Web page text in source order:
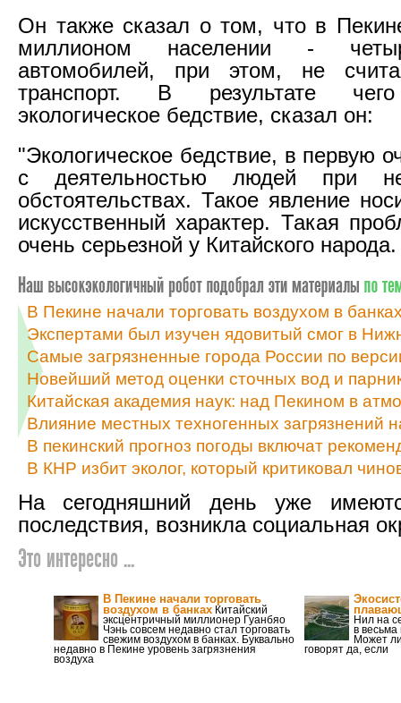
Он также сказал о том, что в
миллионом населении -
автомобилей, при этом, не
транспорт. В результате чего
экологическое бедствие, сказал он:
"Экологическое бедствие, в первую
с деятельностью людей при
обстоятельствах. Такое явление
искусственный характер. Такая
очень серьезной у Китайского народа.
В Пекине начали торговать воздухом в
Экспертами был изучен ядовитый смог в
Самые загрязненные города России по
Новейший метод оценки сточных вод и
Китайская академия наук: над Пекином в
Влияние местных техногенных загрязнений
В пекинский прогноз погоды включат
В КНР избит эколог, который критиковал
На сегодняшний день уже
последствия, возникла социальная
Это интересно ...
В Пекине начали торговать
воздухом в банках Китайский
эксцентричный миллионер Гуанбяо
Чэнь совсем недавно стал торговать
свежим воздухом в банках. Буквально
недавно в Пекине уровень загрязнения
воздуха
Нил на
в
Может
говорят да, если